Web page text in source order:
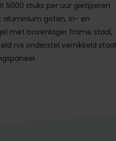
stuks per uur gietijzeren
aluminium goten, in- en
met bovenlager frame staal,
rvs onderstel vernikkeld staal